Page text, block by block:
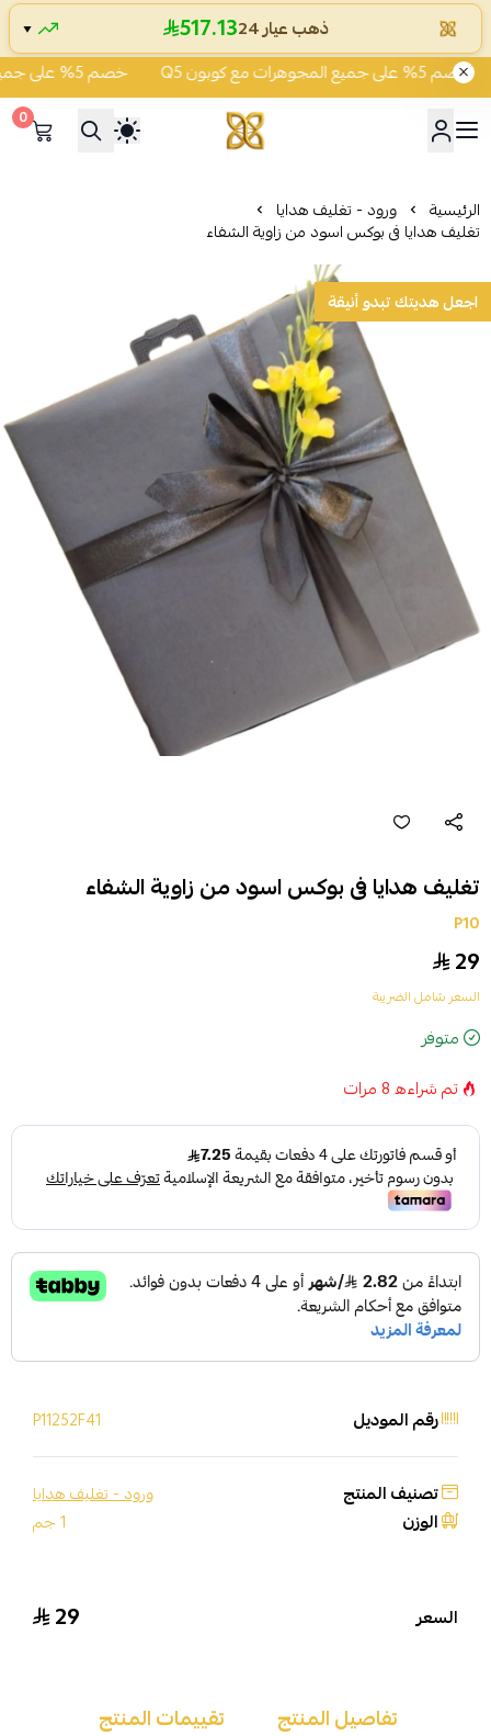
خصم 5% على جميع المجوهرات مع كوبون Q5 خصم 5% على جميع المجوهرات مع كوبون Q5
شركة قمة زاوية الشفاء
0
الرئيسية ورود - تغليف هدايا
تغليف هدايا فى بوكس اسود من زاوية الشفاء
اجعل هديتك تبدو أنيقة
تغليف هدايا فى بوكس اسود من زاوية الشفاء
P10
29
السعر شامل الضريبة
متوفر
تم شراءه8مرات
رقم الموديل P11252F41
تصنيف المنتج ورود - تغليف هدايا
الوزن 1 جم
السعر 29
تفاصيل المنتج تقييمات المنتج
ذهب عيار 24 517.13
▼